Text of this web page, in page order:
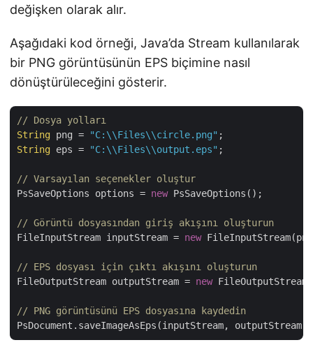
değişken olarak alır.
Aşağıdaki kod örneği, Java’da Stream kullanılarak
bir PNG görüntüsünün EPS biçimine nasıl
dönüştürüleceğini gösterir.
// Dosya yolları
String png = "C:\\Files\\circle.png"
String eps = "C:\\Files\\output.eps" ;
// Varsayılan seçenekler oluştur
PsSaveOptions options = new PsSaveOptions();
// Görüntü dosyasından giriş akışını oluşturun
FileInputStream inputStream = new
// EPS dosyası için çıktı akışını oluşturun
FileOutputStream outputStream = new
// PNG görüntüsünü EPS dosyasına kaydedin